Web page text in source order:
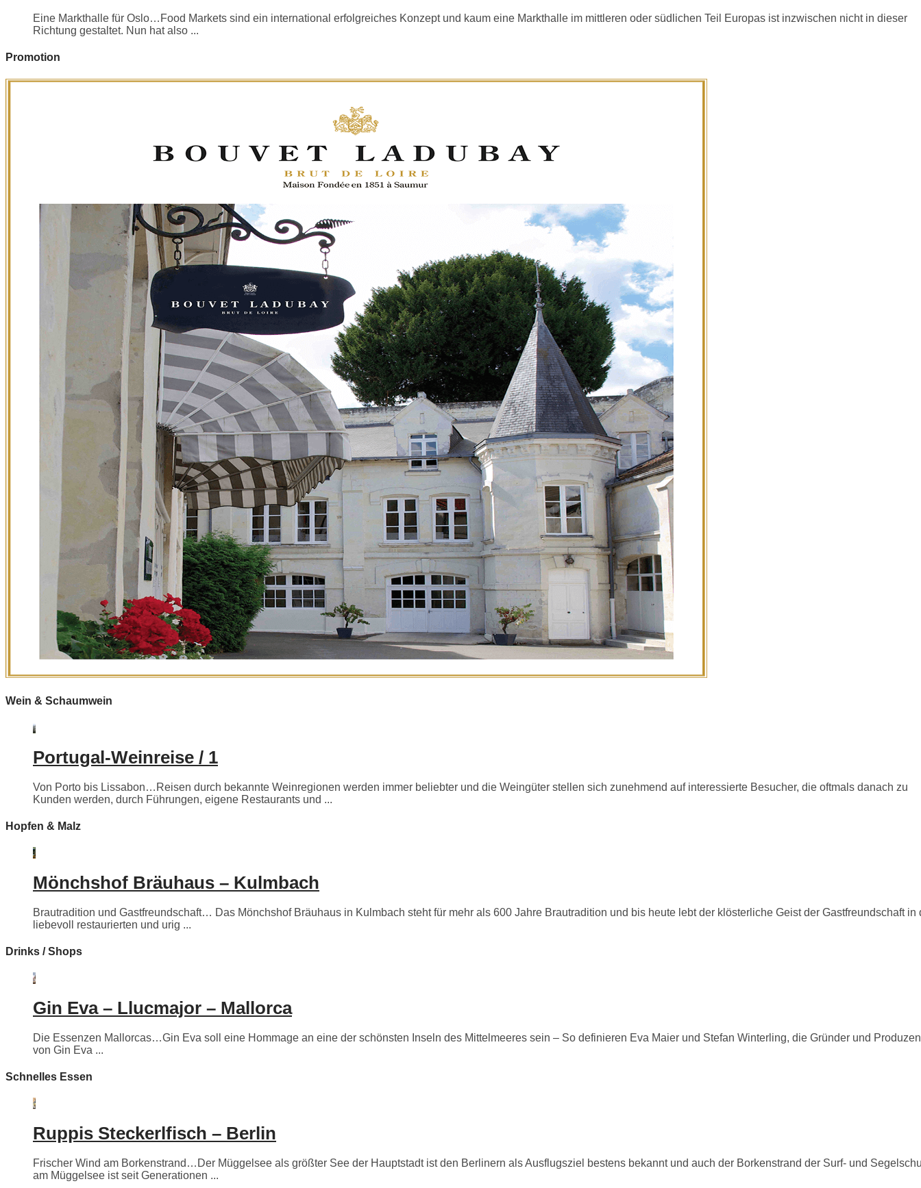
Eine Markthalle für Oslo…Food Markets sind ein international erfolgreiches Konzept und kaum eine Markthalle im mittleren oder südlichen Teil Europas ist inzwischen nicht in dieser
Richtung gestaltet. Nun hat also ...
Promotion
Wein & Schaumwein
Portugal-Weinreise / 1
Von Porto bis Lissabon…Reisen durch bekannte Weinregionen werden immer beliebter und die Weingüter stellen sich zunehmend auf interessierte Besucher, die oftmals danach zu
Kunden werden, durch Führungen, eigene Restaurants und ...
Hopfen & Malz
Mönchshof Bräuhaus – Kulmbach
Brautradition und Gastfreundschaft… Das Mönchshof Bräuhaus in Kulmbach steht für mehr als 600 Jahre Brautradition und bis heute lebt der klösterliche Geist der Gastfreundschaft in
liebevoll restaurierten und urig ...
Drinks / Shops
Gin Eva – Llucmajor – Mallorca
Die Essenzen Mallorcas…Gin Eva soll eine Hommage an eine der schönsten Inseln des Mittelmeeres sein – So definieren Eva Maier und Stefan Winterling, die Gründer und
von Gin Eva ...
Schnelles Essen
Ruppis Steckerlfisch – Berlin
Frischer Wind am Borkenstrand…Der Müggelsee als größter See der Hauptstadt ist den Berlinern als Ausflugsziel bestens bekannt und auch der Borkenstrand der Surf- und
am Müggelsee ist seit Generationen ...